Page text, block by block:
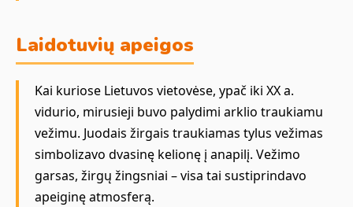
Laidotuvių apeigos
Kai kuriose Lietuvos vietovėse, ypač iki XX a.
vidurio, mirusieji buvo palydimi arklio traukiamu
vežimu. Juodais žirgais traukiamas tylus vežimas
simbolizavo dvasinę kelionę į anapilį. Vežimo
garsas, žirgų žingsniai – visa tai sustiprindavo
apeiginę atmosferą.